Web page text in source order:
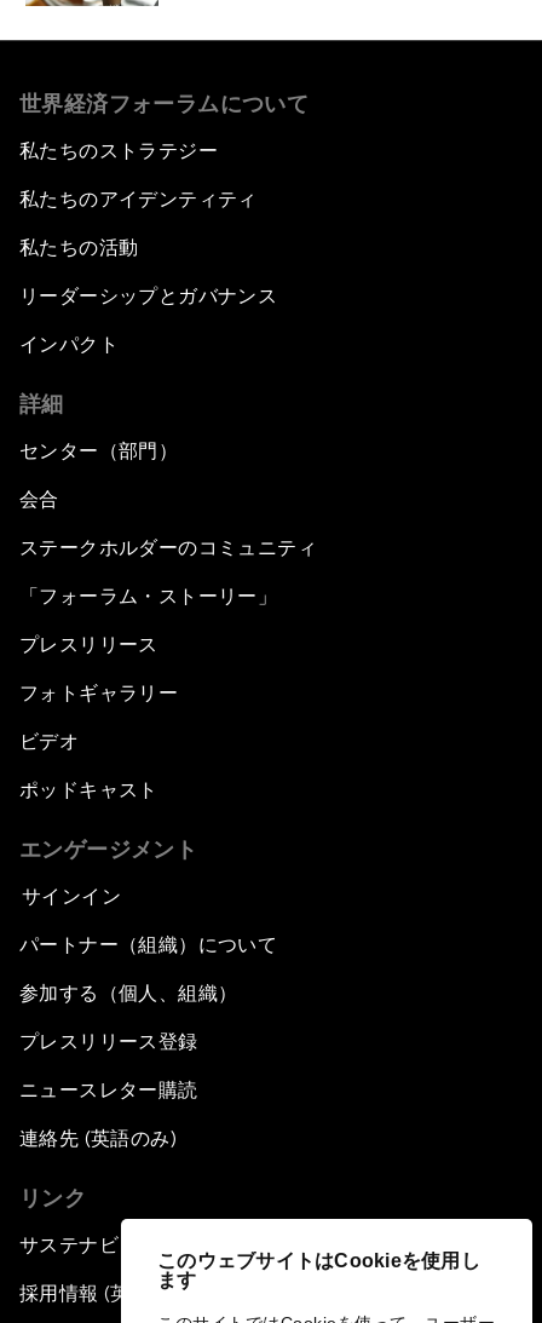
このウェブサイトはCookieを使用し
ます
世界経済フォーラムについて
私たちのストラテジー
私たちのアイデンティティ
私たちの活動
リーダーシップとガバナンス
インパクト
詳細
センター（部門）
会合
ステークホルダーのコミュニティ
「フォーラム・ストーリー」
プレスリリース
フォトギャラリー
ビデオ
ポッドキャスト
エンゲージメント
サインイン
パートナー（組織）について
参加する（個人、組織）
プレスリリース登録
ニュースレター購読
連絡先 (英語のみ)
リンク
サステナビリティへの取り組み
採用情報 (英語のみ)